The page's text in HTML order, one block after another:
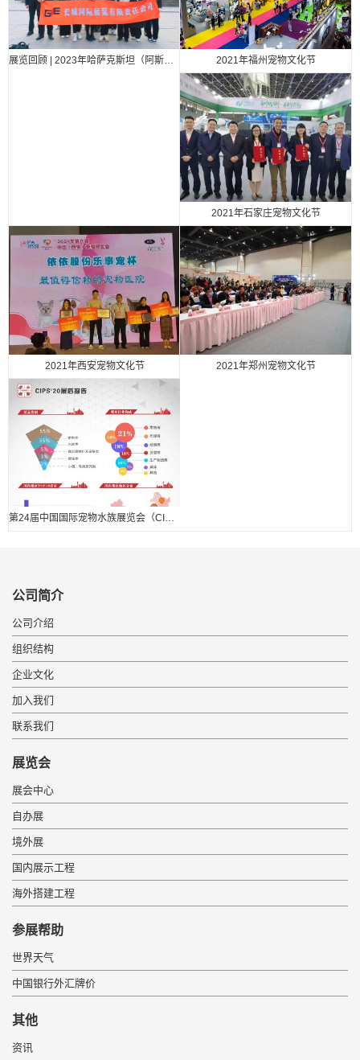
展览回顾 | 2023年哈萨克斯坦（阿斯塔纳）国际汽车零部件、汽车技术及服务展览会（Automechanika Astana） 2021年福州宠物文化节
2021年石家庄宠物文化节
2021年西安宠物文化节 2021年郑州宠物文化节
第24届中国国际宠物水族展览会（CIPS 2020） 展后报告.
公司简介
公司介绍
组织结构
企业文化
加入我们
联系我们
展览会
展会中心
自办展
境外展
国内展示工程
海外搭建工程
参展帮助
世界天气
中国银行外汇牌价
其他
资讯